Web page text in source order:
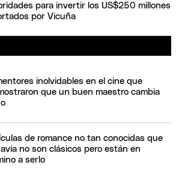
para invertir los US$250 millones
por Vicuña
inolvidables en el cine que
que un buen maestro cambia
de romance no tan conocidas que
no son clásicos pero están en
a serlo